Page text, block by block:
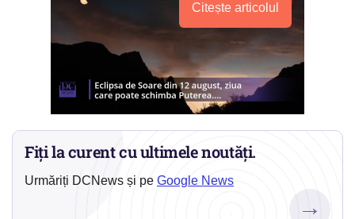
Citește articolul
Fiți la curent cu ultimele noutăți.
Urmăriți DCNews și pe Google News
→